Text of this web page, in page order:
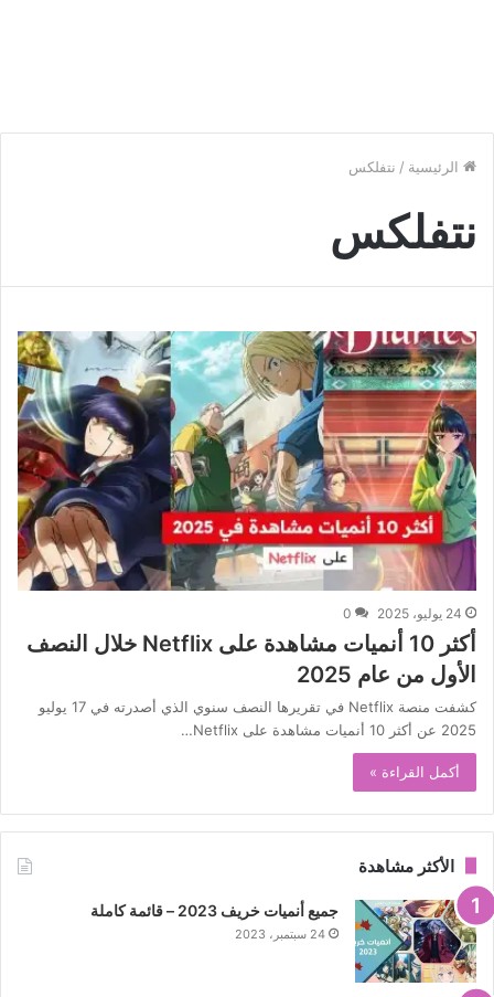
الرئيسية / نتفلكس
نتفلكس
24 يوليو، 2025 0
أكثر 10 أنميات مشاهدة على Netflix خلال النصف
الأول من عام 2025
كشفت منصة Netflix في تقريرها النصف سنوي الذي أصدرته في 17 يوليو
2025 عن أكثر 10 أنميات مشاهدة على Netflix…
أكمل القراءة »
الأكثر مشاهدة
جميع أنميات خريف 2023 – قائمة كاملة
24 سبتمبر، 2023